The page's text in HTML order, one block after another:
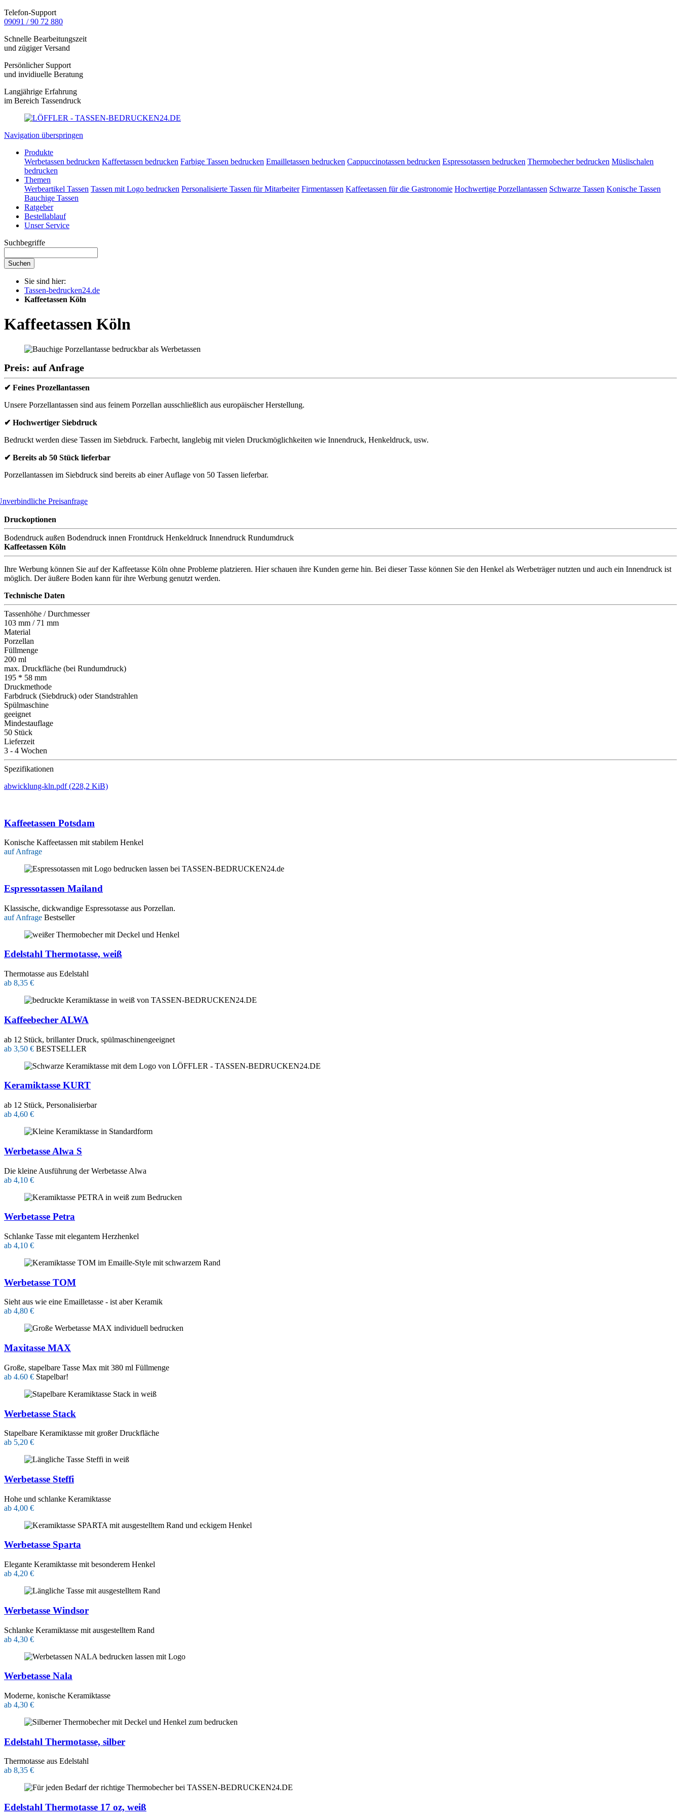
Telefon-Support
09091 / 90 72 880
Schnelle Bearbeitungszeit
und zügiger Versand
Persönlicher Support
und invidiuelle Beratung
Langjährige Erfahrung
im Bereich Tassendruck
Navigation überspringen
Produkte
Werbetassen bedrucken Kaffeetassen bedrucken Farbige Tassen bedrucken Emailletassen bedrucken Cappuccinotassen bedrucken Espressotassen bedrucken Thermobecher bedrucken Müslischalen
bedrucken
Themen
Werbeartikel Tassen Tassen mit Logo bedrucken Personalisierte Tassen für Mitarbeiter Firmentassen Kaffeetassen für die Gastronomie Hochwertige Porzellantassen Schwarze Tassen Konische Tassen
Bauchige Tassen
Ratgeber
Bestellablauf
Unser Service
Suchbegriffe
Suchen
Sie sind hier:
Tassen-bedrucken24.de
Kaffeetassen Köln
Kaffeetassen Köln
Preis: auf Anfrage
✔ Feines Prozellantassen
Unsere Porzellantassen sind aus feinem Porzellan ausschließlich aus europäischer Herstellung.
✔ Hochwertiger Siebdruck
Bedruckt werden diese Tassen im Siebdruck. Farbecht, langlebig mit vielen Druckmöglichkeiten wie Innendruck, Henkeldruck, usw.
✔ Bereits ab 50 Stück lieferbar
Porzellantassen im Siebdruck sind bereits ab einer Auflage von 50 Tassen lieferbar.
Preisanfrage
Druckoptionen
Bodendruck außen Bodendruck innen Frontdruck Henkeldruck Innendruck Rundumdruck
Kaffeetassen Köln
Ihre Werbung können Sie auf der Kaffeetasse Köln ohne Probleme platzieren. Hier schauen ihre Kunden gerne hin. Bei dieser Tasse können Sie den Henkel als Werbeträger nutzten und auch ein Innendruck ist
möglich. Der äußere Boden kann für ihre Werbung genutzt werden.
Technische Daten
Tassenhöhe / Durchmesser
103 mm / 71 mm
Material
Porzellan
Füllmenge
200 ml
max. Druckfläche (bei Rundumdruck)
195 * 58 mm
Druckmethode
Farbdruck (Siebdruck) oder Standstrahlen
Spülmaschine
geeignet
Mindestauflage
50 Stück
Lieferzeit
3 - 4 Wochen
Spezifikationen
abwicklung-kln.pdf(228,2 KiB)
Kaffeetassen Potsdam
Konische Kaffeetassen mit stabilem Henkel
auf Anfrage
Espressotassen Mailand
Klassische, dickwandige Espressotasse aus Porzellan.
auf Anfrage Bestseller
Edelstahl Thermotasse, weiß
Thermotasse aus Edelstahl
ab 8,35 €
Kaffeebecher ALWA
ab 12 Stück, brillanter Druck, spülmaschinengeeignet
ab 3,50 € BESTSELLER
Keramiktasse KURT
ab 12 Stück, Personalisierbar
ab 4,60 €
Werbetasse Alwa S
Die kleine Ausführung der Werbetasse Alwa
ab 4,10 €
Werbetasse Petra
Schlanke Tasse mit elegantem Herzhenkel
ab 4,10 €
Werbetasse TOM
Sieht aus wie eine Emailletasse - ist aber Keramik
ab 4,80 €
Maxitasse MAX
Große, stapelbare Tasse Max mit 380 ml Füllmenge
ab 4.60 € Stapelbar!
Werbetasse Stack
Stapelbare Keramiktasse mit großer Druckfläche
ab 5,20 €
Werbetasse Steffi
Hohe und schlanke Keramiktasse
ab 4,00 €
Werbetasse Sparta
Elegante Keramiktasse mit besonderem Henkel
ab 4,20 €
Werbetasse Windsor
Schlanke Keramiktasse mit ausgestelltem Rand
ab 4,30 €
Werbetasse Nala
Moderne, konische Keramiktasse
ab 4,30 €
Edelstahl Thermotasse, silber
Thermotasse aus Edelstahl
ab 8,35 €
Edelstahl Thermotasse 17 oz, weiß